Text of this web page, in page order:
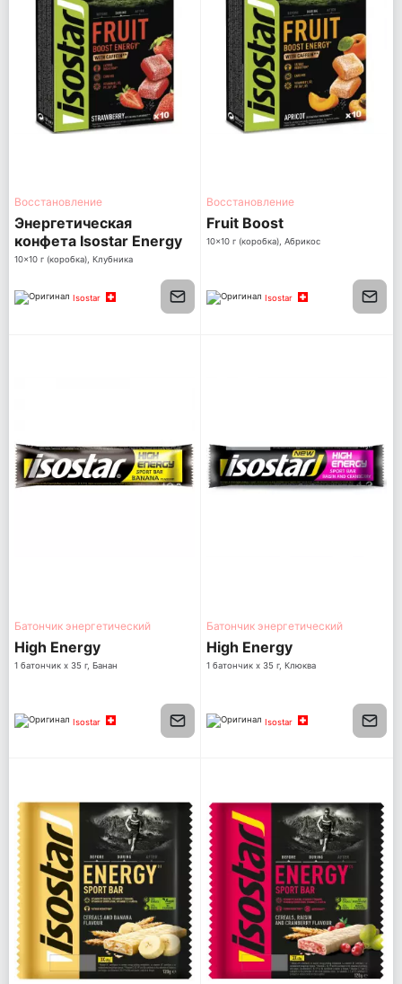
Восстановление
Энергетическая
конфета Isostar Energy
Fruit Boost Клубника (10
10x10 г (коробка), Клубника
Isostar
Восстановление
Fruit Boost
10x10 г (коробка), Абрикос
Isostar
Батончик энергетический
High Energy
1 батончик x 35 г, Банан
Isostar
Батончик энергетический
High Energy
1 батончик x 35 г, Клюква
Isostar